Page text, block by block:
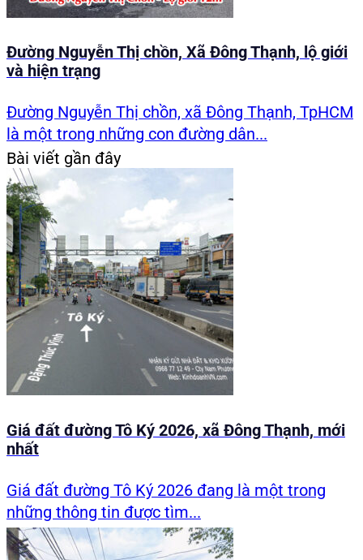
Đường Nguyễn Thị chồn, Xã Đông Thạnh, lộ giới
và hiện trạng
Đường Nguyễn Thị chồn, xã Đông Thạnh, TpHCM
là một trong những con đường dân...
Bài viết gần đây
Giá đất đường Tô Ký 2026, xã Đông Thạnh, mới
nhất
Giá đất đường Tô Ký 2026 đang là một trong
những thông tin được tìm...